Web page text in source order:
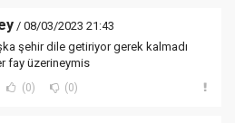
/ 08/03/2023 21:43
şehir dile getiriyor gerek kalmadı
fay üzerineymis
(0) (0)